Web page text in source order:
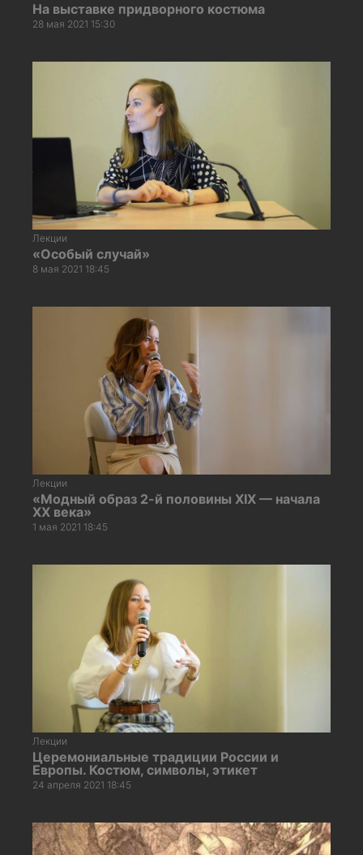
На выставке придворного костюма
28 мая 2021 15:30
Лекции
«Особый случай»
8 мая 2021 18:45
Лекции
«Модный образ 2-й половины XIX — начала
XX века»
1 мая 2021 18:45
Лекции
Церемониальные традиции России и
Европы. Костюм, символы, этикет
24 апреля 2021 18:45